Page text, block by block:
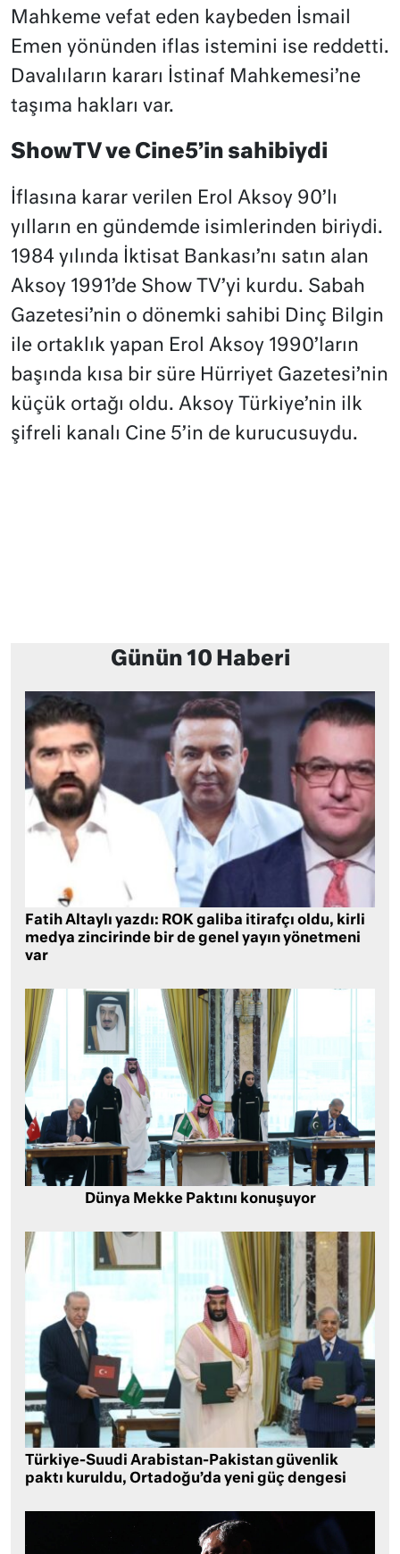
Mahkeme vefat eden kaybeden İsmail
Emen yönünden iflas istemini ise reddetti.
Davalıların kararı İstinaf Mahkemesi’ne
taşıma hakları var.
ShowTV ve Cine5’in sahibiydi
İflasına karar verilen Erol Aksoy 90’lı
yılların en gündemde isimlerinden biriydi.
1984 yılında İktisat Bankası’nı satın alan
Aksoy 1991’de Show TV’yi kurdu. Sabah
Gazetesi’nin o dönemki sahibi Dinç Bilgin
ile ortaklık yapan Erol Aksoy 1990’ların
başında kısa bir süre Hürriyet Gazetesi’nin
küçük ortağı oldu. Aksoy Türkiye’nin ilk
şifreli kanalı Cine 5’in de kurucusuydu.
Günün 10 Haberi
Fatih Altaylı yazdı: ROK galiba itirafçı oldu, kirli
medya zincirinde bir de genel yayın yönetmeni
var
Dünya Mekke Paktını konuşuyor
Türkiye-Suudi Arabistan-Pakistan güvenlik
paktı kuruldu, Ortadoğu’da yeni güç dengesi